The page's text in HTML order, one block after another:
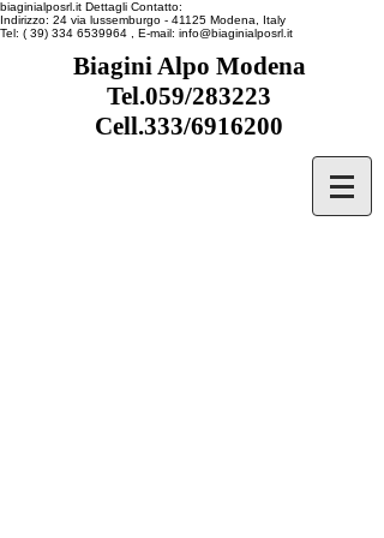
biaginialposrl.it Dettagli Contatto:
Indirizzo: 24 via lussemburgo - 41125 Modena, Italy
Tel: ( 39) 334 6539964 , E-mail: info@biaginialposrl.it
Biagini Alpo Modena
Tel.059/283223
Cell.333/6916200